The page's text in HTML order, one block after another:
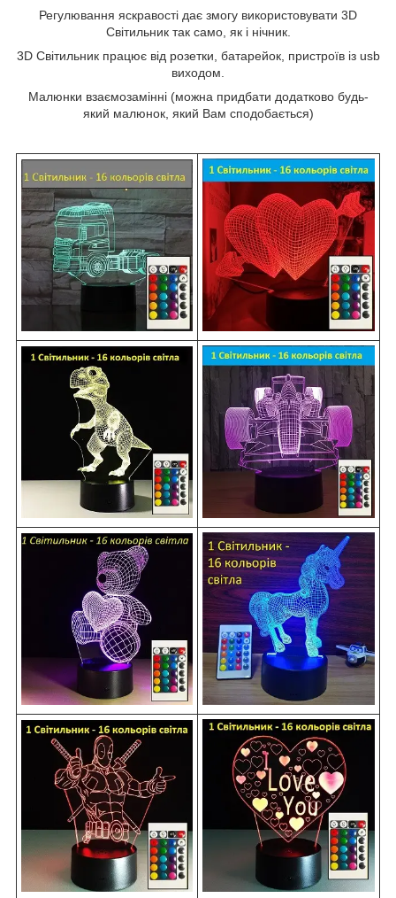
Регулювання яскравості дає змогу використовувати 3D
Світильник так само, як і нічник.
3D Світильник працює від розетки, батарейок, пристроїв із usb
виходом.
Малюнки взаємозамінні (можна придбати додатково будь-
який малюнок, який Вам сподобається)